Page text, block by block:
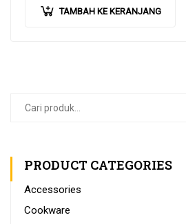
TAMBAH KE KERANJANG
PRODUCT CATEGORIES
Accessories
Cookware